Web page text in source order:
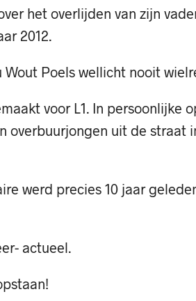
het overlijden van zijn
2012.
Wout Poels wellicht nooit
voor L1. In
overbuurjongen uit de straat
werd precies 10 jaar
actueel.